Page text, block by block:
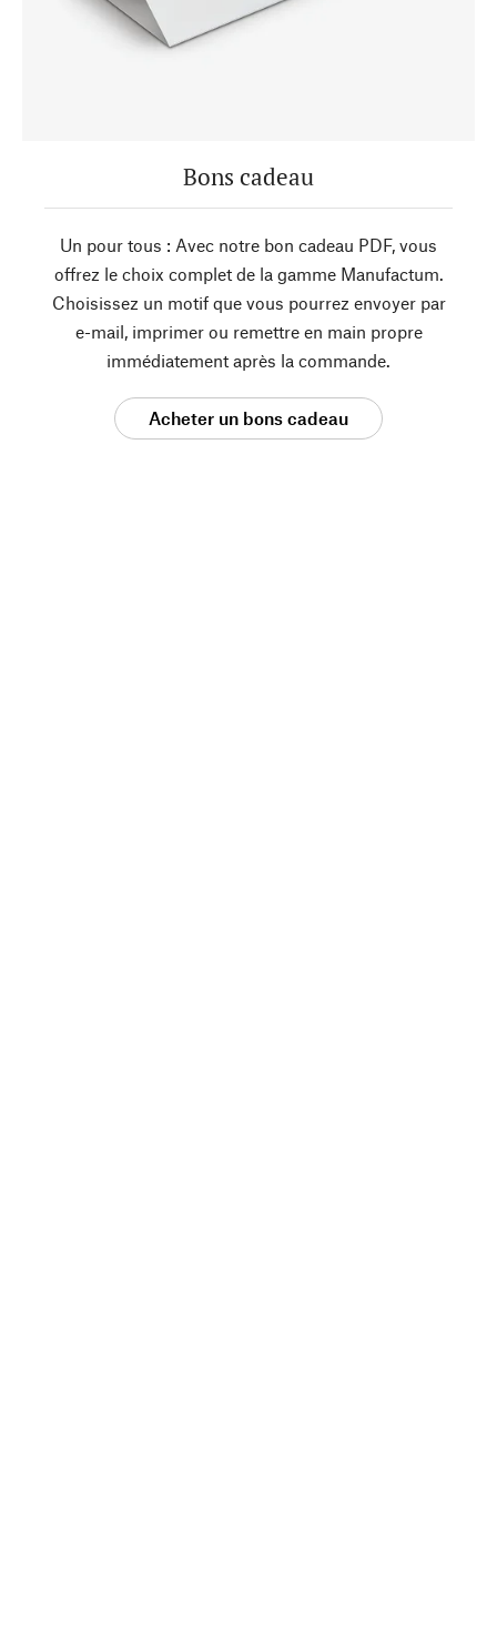
Bons cadeau
Un pour tous : Avec notre bon cadeau PDF, vous
offrez le choix complet de la gamme Manufactum.
Choisissez un motif que vous pourrez envoyer par
e-mail, imprimer ou remettre en main propre
immédiatement après la commande.
Acheter un bons cadeau